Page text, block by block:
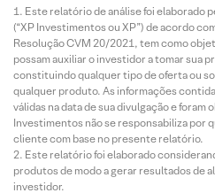
Este relatório de análise foi elaborado
(“XP Investimentos ou XP”) de acordo
Resolução CVM 20/2021, tem como
possam auxiliar o investidor a tomar sua
constituindo qualquer tipo de oferta ou
qualquer produto. As informações
válidas na data de sua divulgação e foram
Investimentos não se responsabiliza por
cliente com base no presente relatório.
Este relatório foi elaborado
produtos de modo a gerar resultados de
investidor.